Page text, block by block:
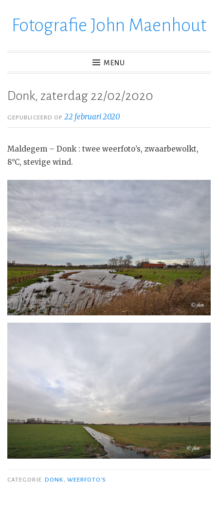
verderFotografie John Maenhout
MENU
Donk, zaterdag 22/02/2020
GEPUBLICEERD OP22 februari 2020
Maldegem – Donk : twee weerfoto’s, zwaarbewolkt,
8°C, stevige wind.
CATEGORIE DONK, WEERFOTO'S